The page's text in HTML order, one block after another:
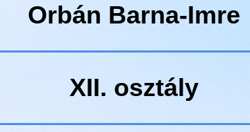
Orbán Barna-Imre
XII. osztály